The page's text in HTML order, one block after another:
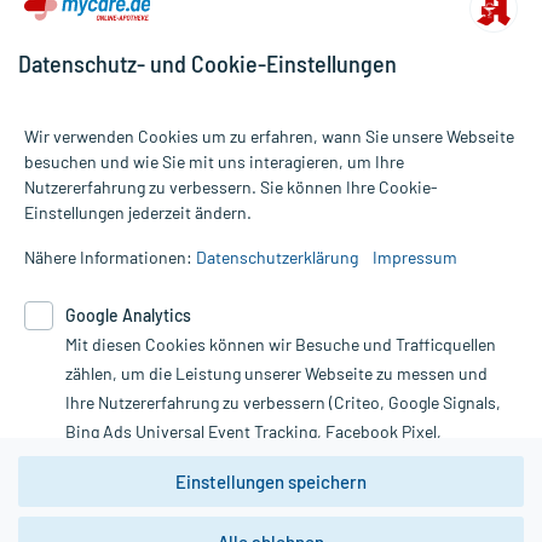
Alle Preise gelten inkl. MwSt., ggf. zzgl. Versandkosten
Informationen auf dieser Website werden ausschließlich für
die Untersuchung und Behandlung durch einen Arzt. Bitte
Therapien eingeleitet werden können. | Diese Webseite benutzt
Google Analytics. Lesen Sie bitte dazu die wichtigen Hinweise in
unserer Datenschutzerklärung. Für den Widerruf einer Bestellung
nutzen Sie das Formular:
Vertrag widerrufen
Datenschutz- und Cookie-Einstellungen
Wir verwenden Cookies um zu erfahren, wann Sie unsere Webseite
besuchen und wie Sie mit uns interagieren, um Ihre
Nutzererfahrung zu verbessern. Sie können Ihre Cookie-
Einstellungen jederzeit ändern.
Nähere Informationen: Datenschutzerklärung Impressum
Google Analytics
Mit diesen Cookies können wir Besuche und Trafficquellen
zählen, um die Leistung unserer Webseite zu messen und
Ihre Nutzererfahrung zu verbessern (Criteo, Google Signals,
Bing Ads Universal Event Tracking, Facebook Pixel,
Youtube-Social Plugin).
Wir weisen darauf hin, dass die
Einstellungen speichern